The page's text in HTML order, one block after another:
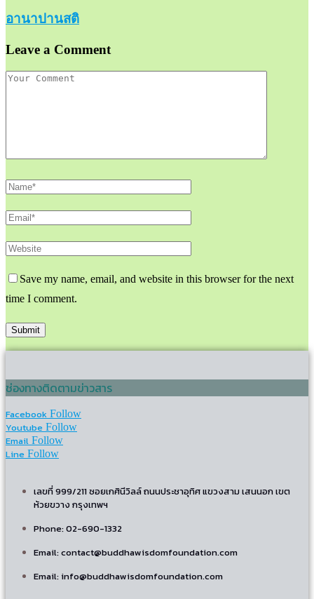
อานาปานสติ
Leave a Comment
Save my name, email, and website in this browser for the next
time I comment.
ช่องทางติดตามข่าวสาร
Facebook Follow
Youtube Follow
Email Follow
Line Follow
เลขที่ 999/211 ซอยเกศินีวิลล์ ถนนประชาอุทิศ แขวงสาม เสนนอก เขต
ห้วยขวาง กรุงเทพฯ
Phone: 02-690-1332
Email: contact@buddhawisdomfoundation.com
Email: info@buddhawisdomfoundation.com